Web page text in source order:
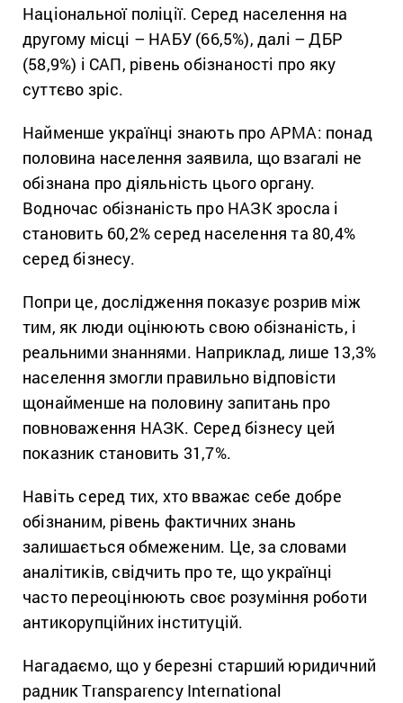
Національної поліції. Серед населення на
другому місці – НАБУ (66,5%), далі – ДБР
(58,9%) і САП, рівень обізнаності про яку
суттєво зріс.
Найменше українці знають про АРМА: понад
половина населення заявила, що взагалі не
обізнана про діяльність цього органу.
Водночас обізнаність про НАЗК зросла і
становить 60,2% серед населення та 80,4%
серед бізнесу.
Попри це, дослідження показує розрив між
тим, як люди оцінюють свою обізнаність, і
реальними знаннями. Наприклад, лише 13,3%
населення змогли правильно відповісти
щонайменше на половину запитань про
повноваження НАЗК. Серед бізнесу цей
показник становить 31,7%.
Навіть серед тих, хто вважає себе добре
обізнаним, рівень фактичних знань
залишається обмеженим. Це, за словами
аналітиків, свідчить про те, що українці
часто переоцінюють своє розуміння роботи
антикорупційних інституцій.
Нагадаємо, що у березні старший юридичний
радник Transparency International